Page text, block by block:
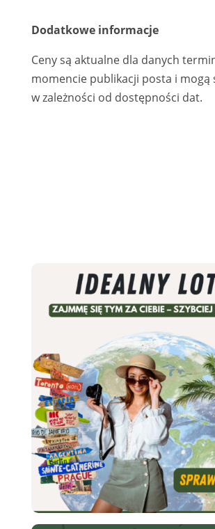
Dodatkowe informacje
Ceny są aktualne dla danych
momencie publikacji posta i mogą
w zależności od dostępności dat.